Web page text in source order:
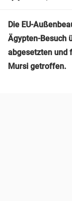
Die EU-
Ägypten-Besuch
abgesetzten und
Mursi getroffen.